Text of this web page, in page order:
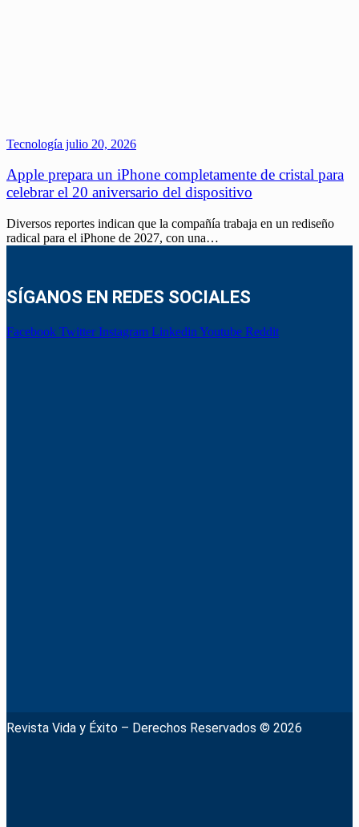
Tecnología julio 20, 2026
Apple prepara un iPhone completamente de cristal para
celebrar el 20 aniversario del dispositivo
Diversos reportes indican que la compañía trabaja en un rediseño
radical para el iPhone de 2027, con una…
SÍGANOS EN REDES SOCIALES
Facebook Twitter Instagram Linkedin Youtube Reddit
Revista Vida y Éxito – Derechos Reservados © 2026